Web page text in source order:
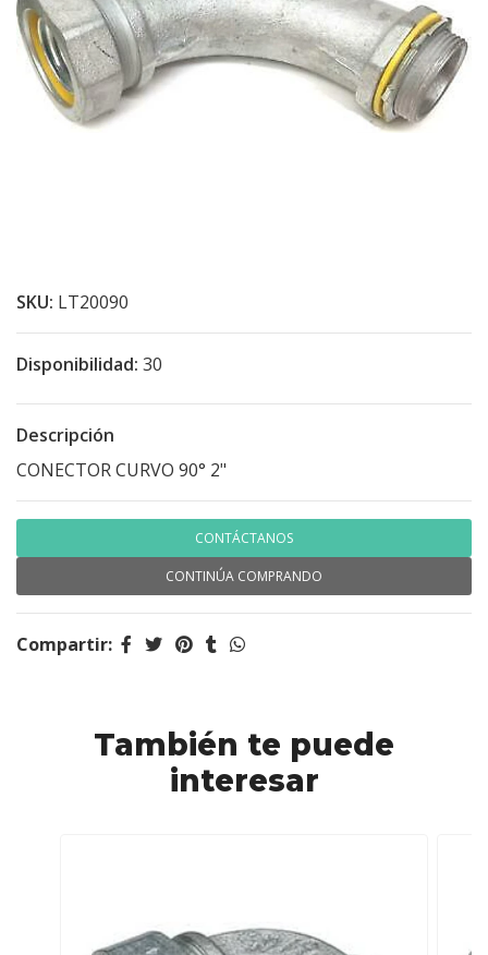
SKU: LT20090
Disponibilidad: 30
Descripción
CONECTOR CURVO 90° 2"
CONTÁCTANOS
CONTINÚA COMPRANDO
Compartir:
También te puede
interesar